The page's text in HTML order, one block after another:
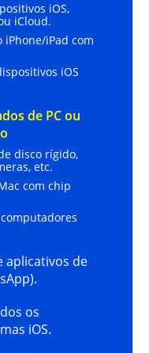
iOS,
iCloud.
iPhone/iPad com
iOS
de PC ou
disco rígido,
etc.
com chip
aplicativos de
os
iOS.